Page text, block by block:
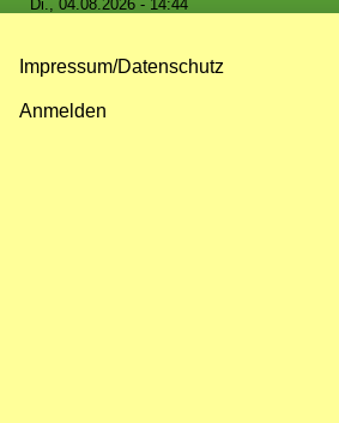
Di., 04.08.2026 - 14:44
Impressum/Datenschutz
Anmelden